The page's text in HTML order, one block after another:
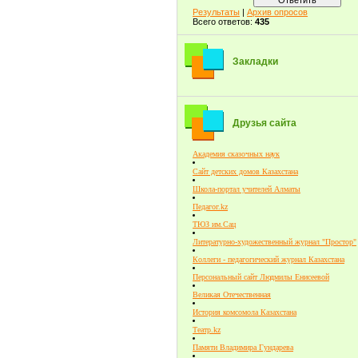
Результаты | Архив опросов
Всего ответов: 435
Закладки
Друзья сайта
Академия сказочных наук
Сайт детских домов Казахстана
Школа-портал учителей Алматы
Педагог.kz
ТЮЗ им.Сац
Литературно-художественный журнал "Простор"
Коллеги - педагогический журнал Казахстана
Персональный сайт Людмилы Енисеевой
Великая Отечественная
История комсомола Казахстана
Театр.kz
Памяти Владимира Гундарева